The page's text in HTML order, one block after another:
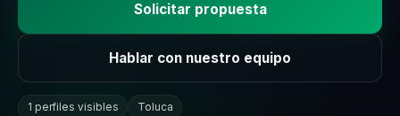
Solicitar propuesta
Hablar con nuestro equipo
1 perfiles visibles Toluca